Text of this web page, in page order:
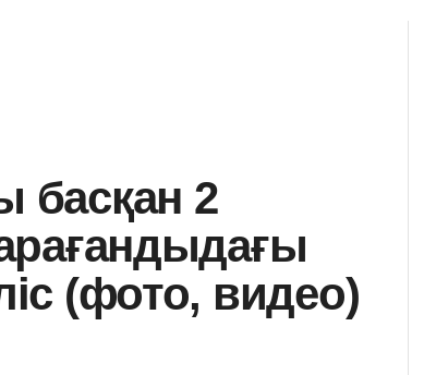
басқан 2
(фото, видео)